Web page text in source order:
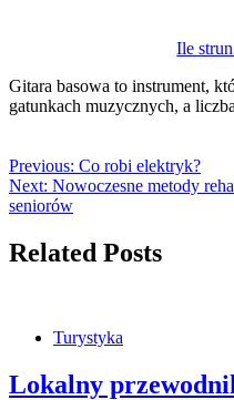
Ile
Gitara basowa to instrument,
gatunkach muzycznych, a
Previous: Co robi elektryk?
Next: Nowoczesne metody
seniorów
Related Posts
Turystyka
Lokalny